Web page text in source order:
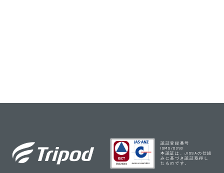
認証登録番号
ISMS/0393
本認証は、JISSAの仕組
みに基づき認証取得し
たものです。